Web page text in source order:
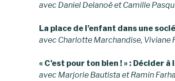
avec Daniel Delanoë et Camille
La place de l’enfant dans une
avec Charlotte Marchandise, Viviane
« C’est pour ton bien ! » : Décider
avec Marjorie Bautista et Ramin